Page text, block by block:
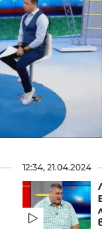
12:34, 21.04.2024